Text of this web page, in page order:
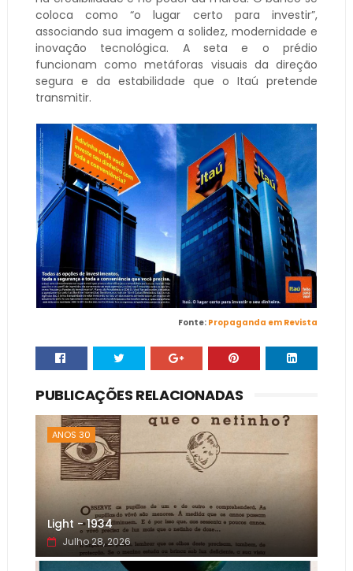
coloca como “o lugar certo para investir”,
associando sua imagem a solidez, modernidade e
inovação tecnológica. A seta e o prédio
funcionam como metáforas visuais da direção
segura e da estabilidade que o Itaú pretende
transmitir.
Fonte: Propaganda em Revista
PUBLICAÇÕES RELACIONADAS
ANOS 30
Light - 1934
Julho 28, 2026